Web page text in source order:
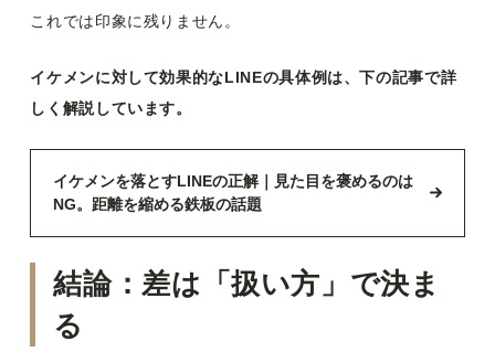
これでは印象に残りません。
イケメンに対して効果的なLINEの具体例は、下の記事で詳
しく解説しています。
イケメンを落とすLINEの正解｜見た目を褒めるのは
NG。距離を縮める鉄板の話題
結論：差は「扱い方」で決ま
る